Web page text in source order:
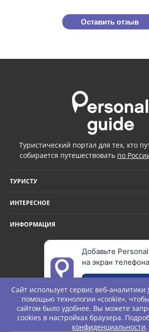
Оставить отзыв
Туристический портал для тех, кто
собирается путешествовать по
ТУРИСТУ
ИНТЕРЕСНОЕ
ИНФОРМАЦИЯ
Добавьте
на экран телефона
© Personal Guide. All rights
Сайт использует сервис веб-аналитики
помощью технологии «cookie»,
сайтом было удобнее. Вы можете
cookies в настройках браузера.
конфиденциальности.